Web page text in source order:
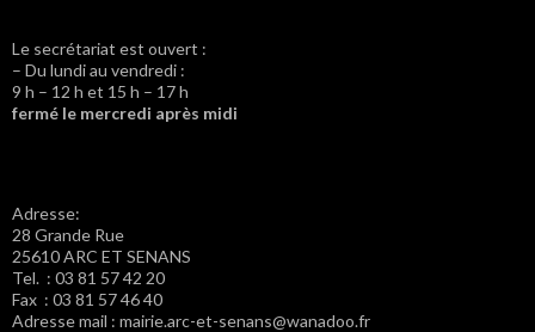
Le secrétariat est ouvert :
– Du lundi au vendredi :
9 h – 12 h et 15 h – 17 h
fermé le mercredi après midi
Adresse:
28 Grande Rue
25610 ARC ET SENANS
Tel. : 03 81 57 42 20
Fax : 03 81 57 46 40
Adresse mail : mairie.arc-et-senans@wanadoo.fr